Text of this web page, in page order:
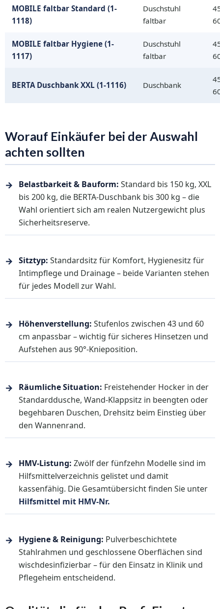
MOBILE faltbar Standard (1-
1118)
Duschstuhl
faltbar
MOBILE faltbar Hygiene (1-
1117)
Duschstuhl
faltbar
BERTA Duschbank XXL (1-1116) Duschbank
Worauf Einkäufer bei der Auswahl
achten sollten
→ Belastbarkeit & Bauform: Standard bis 150 kg, XXL
bis 200 kg, die BERTA-Duschbank bis 300 kg – die
Wahl orientiert sich am realen Nutzergewicht plus
Sicherheitsreserve.
→ Sitztyp: Standardsitz für Komfort, Hygienesitz für
Intimpflege und Drainage – beide Varianten stehen
für jedes Modell zur Wahl.
→ Höhenverstellung: Stufenlos zwischen 43 und 60
cm anpassbar – wichtig für sicheres Hinsetzen und
Aufstehen aus 90°-Knieposition.
→ Räumliche Situation: Freistehender Hocker in der
Standarddusche, Wand-Klappsitz in beengten oder
begehbaren Duschen, Drehsitz beim Einstieg über
den Wannenrand.
→ HMV-Listung: Zwölf der fünfzehn Modelle sind im
Hilfsmittelverzeichnis gelistet und damit
kassenfähig. Die Gesamtübersicht finden Sie unter
Hilfsmittel mit HMV-Nr.
→ Hygiene & Reinigung: Pulverbeschichtete
Stahlrahmen und geschlossene Oberflächen sind
wischdesinfizierbar – für den Einsatz in Klinik und
Pflegeheim entscheidend.